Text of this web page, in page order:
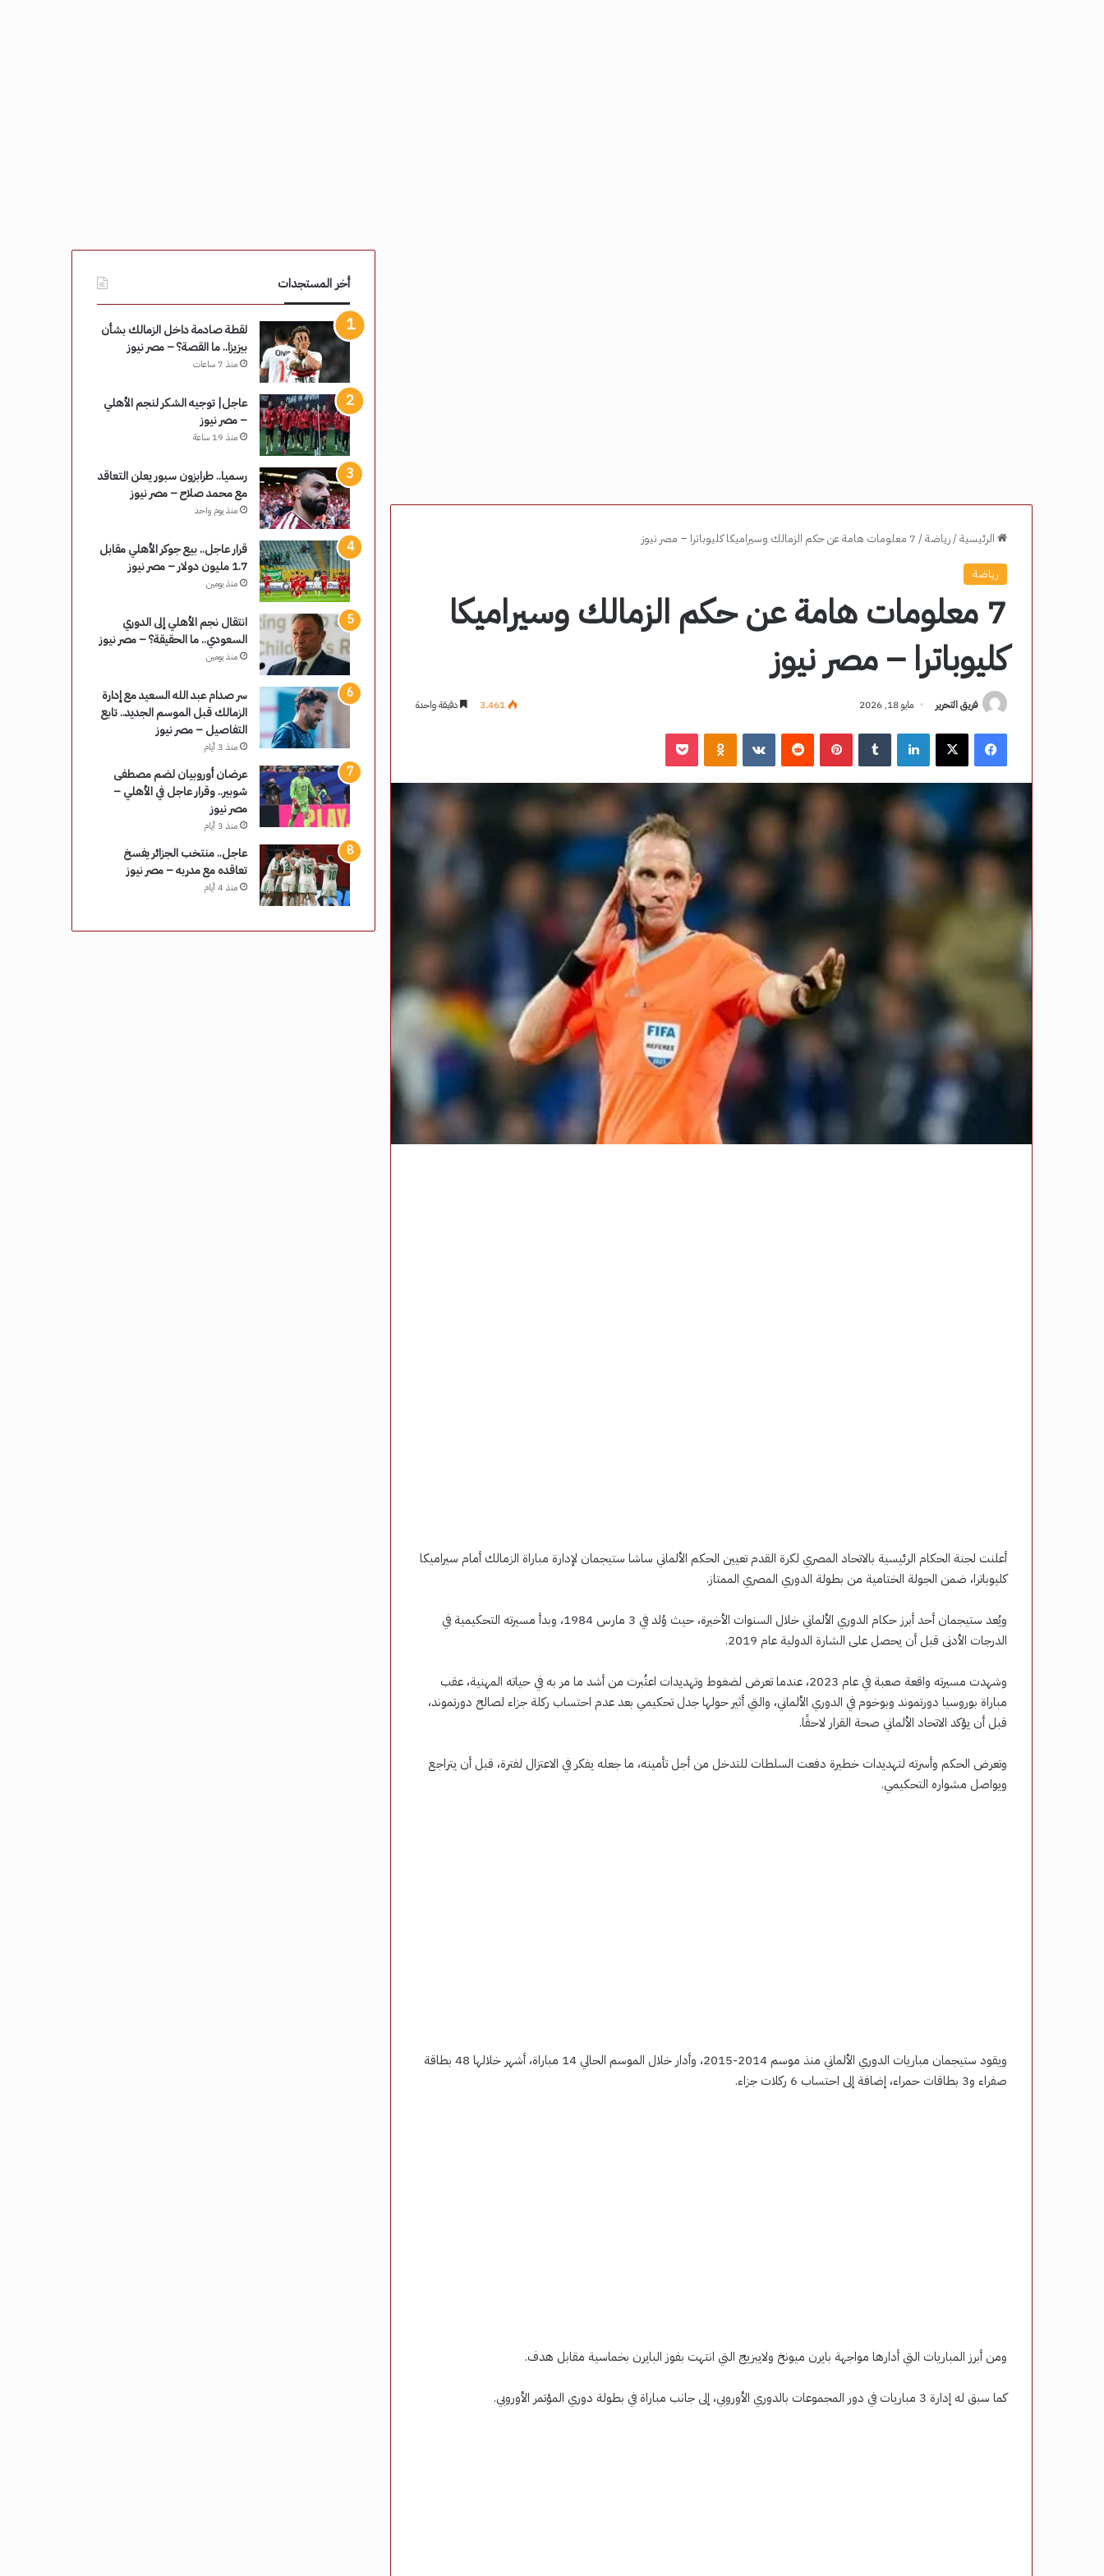
الرئيسية/رياضة/ 7 معلومات هامة عن حكم الزمالك وسيراميكا كليوباترا – مصر نيوز
رياضة
7 معلومات هامة عن حكم الزمالك وسيراميكا
كليوباترا – مصر نيوز
فريق التحرير مايو 18, 2026 3٬461 دقيقة واحدة
فيسبوك ‫X لينكدإن بينتيريست ‏VKontakte
أعلنت لجنة الحكام الرئيسية بالاتحاد المصري لكرة القدم تعيين الحكم الألماني ساشا ستيجمان لإدارة مباراة الزمالك أمام سيراميكا
كليوباترا، ضمن الجولة الختامية من بطولة الدوري المصري الممتاز.
ويُعد ستيجمان أحد أبرز حكام الدوري الألماني خلال السنوات الأخيرة، حيث وُلد في 3 مارس 1984، وبدأ مسيرته التحكيمية في
الدرجات الأدنى قبل أن يحصل على الشارة الدولية عام 2019.
وشهدت مسيرته واقعة صعبة في عام 2023، عندما تعرض لضغوط وتهديدات اعتُبرت من أشد ما مر به في حياته المهنية، عقب
مباراة بوروسيا دورتموند وبوخوم في الدوري الألماني، والتي أثير حولها جدل تحكيمي بعد عدم احتساب ركلة جزاء لصالح دورتموند،
قبل أن يؤكد الاتحاد الألماني صحة القرار لاحقًا.
وتعرض الحكم وأسرته لتهديدات خطيرة دفعت السلطات للتدخل من أجل تأمينه، ما جعله يفكر في الاعتزال لفترة، قبل أن يتراجع
ويواصل مشواره التحكيمي.
ويقود ستيجمان مباريات الدوري الألماني منذ موسم 2014-2015، وأدار خلال الموسم الحالي 14 مباراة، أشهر خلالها 48 بطاقة
صفراء و3 بطاقات حمراء، إضافة إلى احتساب 6 ركلات جزاء.
ومن أبرز المباريات التي أدارها مواجهة بايرن ميونخ ولايبزيج التي انتهت بفوز البايرن بخماسية مقابل هدف.
كما سبق له إدارة 3 مباريات في دور المجموعات بالدوري الأوروبي، إلى جانب مباراة في بطولة دوري المؤتمر الأوروبي.
أخر المستجدات
لقطة صادمة داخل الزمالك بشأن
بيزيزا.. ما القصة؟ – مصر نيوز
منذ 7 ساعات
عاجل| توجيه الشكر لنجم الأهلي
– مصر نيوز
منذ 19 ساعة
رسميا.. طرابزون سبور يعلن التعاقد
مع محمد صلاح – مصر نيوز
منذ يوم واحد
قرار عاجل.. بيع جوكر الأهلي مقابل
1.7 مليون دولار – مصر نيوز
منذ يومين
انتقال نجم الأهلي إلى الدوري
السعودي.. ما الحقيقة؟ – مصر نيوز
منذ يومين
سر صدام عبد الله السعيد مع إدارة
الزمالك قبل الموسم الجديد.. تابع
التفاصيل – مصر نيوز
منذ 3 أيام
عرضان أوروبيان لضم مصطفى
شوبير.. وقرار عاجل في الأهلي –
مصر نيوز
منذ 3 أيام
عاجل.. منتخب الجزائر يفسخ
تعاقده مع مدربه – مصر نيوز
منذ 4 أيام